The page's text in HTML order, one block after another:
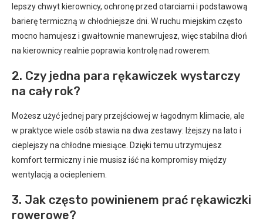
lepszy chwyt kierownicy, ochronę przed otarciami i podstawową
barierę termiczną w chłodniejsze dni. W ruchu miejskim często
mocno hamujesz i gwałtownie manewrujesz, więc stabilna dłoń
na kierownicy realnie poprawia kontrolę nad rowerem.
2. Czy jedna para rękawiczek wystarczy
na cały rok?
Możesz użyć jednej pary przejściowej w łagodnym klimacie, ale
w praktyce wiele osób stawia na dwa zestawy: lżejszy na lato i
cieplejszy na chłodne miesiące. Dzięki temu utrzymujesz
komfort termiczny i nie musisz iść na kompromisy między
wentylacją a ociepleniem.
3. Jak często powinienem prać rękawiczki
rowerowe?